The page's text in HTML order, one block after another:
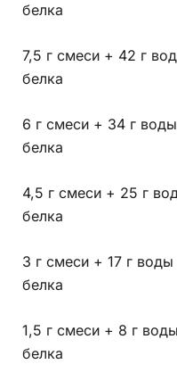
белка
7,5 г смеси + 42 г
белка
6 г смеси + 34 г
белка
4,5 г смеси + 25 г
белка
3 г смеси + 17 г
белка
1,5 г смеси + 8 г
белка